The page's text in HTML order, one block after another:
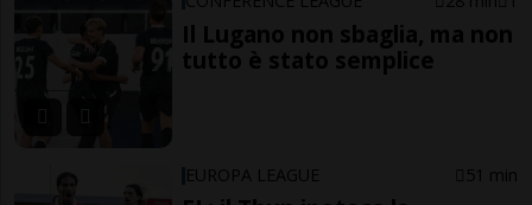
Il Lugano non sbaglia, ma non
tutto è stato semplice
EUROPA LEAGUE 51 min